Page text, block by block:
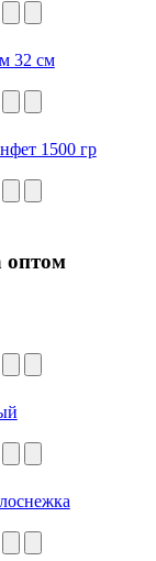
32 см
1500 гр
оптом